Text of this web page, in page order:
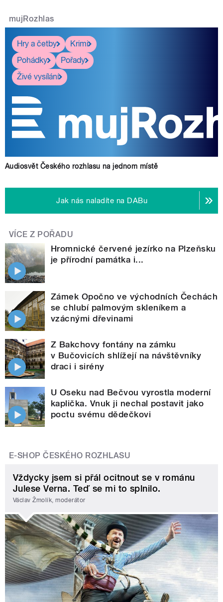
mujRozhlas
Hry a četby
Krimi
Pohádky
Pořady
Živé vysílání
Audiosvět Českého rozhlasu na jednom místě
Jak nás naladíte na DABu
VÍCE Z POŘADU
Hromnické červené jezírko na Plzeňsku
je přírodní památka i...
Zámek Opočno ve východních Čechách
se chlubí palmovým skleníkem a
vzácnými dřevinami
Z Bakchovy fontány na zámku
v Bučovicích shlížejí na návštěvníky
draci i sirény
U Oseku nad Bečvou vyrostla moderní
kaplička. Vnuk ji nechal postavit jako
poctu svému dědečkovi
E-SHOP ČESKÉHO ROZHLASU
Vždycky jsem si přál ocitnout se v románu
Julese Verna. Teď se mi to splnilo.
Václav Žmolík, moderátor